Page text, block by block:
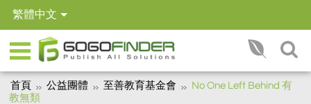
繁體中文
首頁 公益團體 至善教育基金會
No One Left Behind 有
教無類